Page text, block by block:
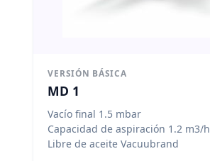
VERSIÓN BÁSICA
MD 1
Vacío final 1.5 mbar
Capacidad de aspiración 1.2 m3/h
Libre de aceite Vacuubrand